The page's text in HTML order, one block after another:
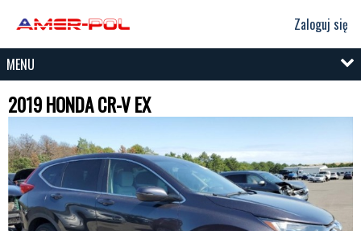
Zaloguj się
MENU
2019 HONDA CR-V EX